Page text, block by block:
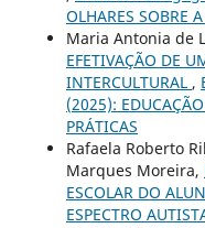
OLHARES SOBRE
Maria Antonia de
EFETIVAÇÃO DE
INTERCULTURAL ,
(2025):
PRÁTICAS
Rafaela Roberto
Marques Moreira,
ESCOLAR DO
ESPECTRO